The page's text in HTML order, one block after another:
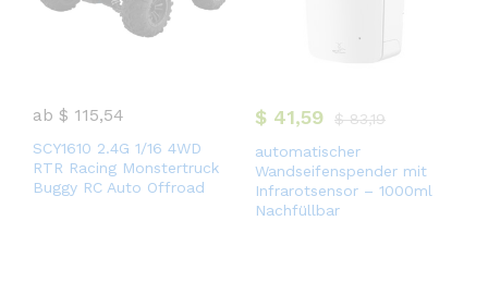
ab $ 115,54
SCY1610 2.4G 1/16 4WD
RTR Racing Monstertruck
Buggy RC Auto Offroad
$ 41,59 $83,19
automatischer
Wandseifenspender mit
Infrarotsensor – 1000ml
Nachfüllbar